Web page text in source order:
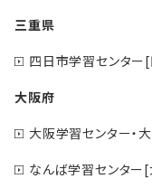
三重県
四日市学習センター
大阪府
大阪学習センター・
なんば学習センター